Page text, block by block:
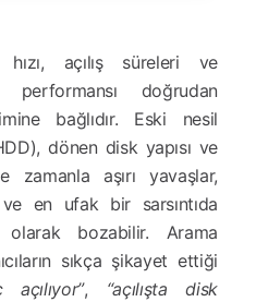
hızı, açılış süreleri ve
performansı doğrudan
bağlıdır. Eski nesil
dönen disk yapısı ve
zamanla aşırı yavaşlar,
en ufak bir sarsıntıda
olarak bozabilir. Arama
sıkça şikayet ettiği
, “açılışta disk